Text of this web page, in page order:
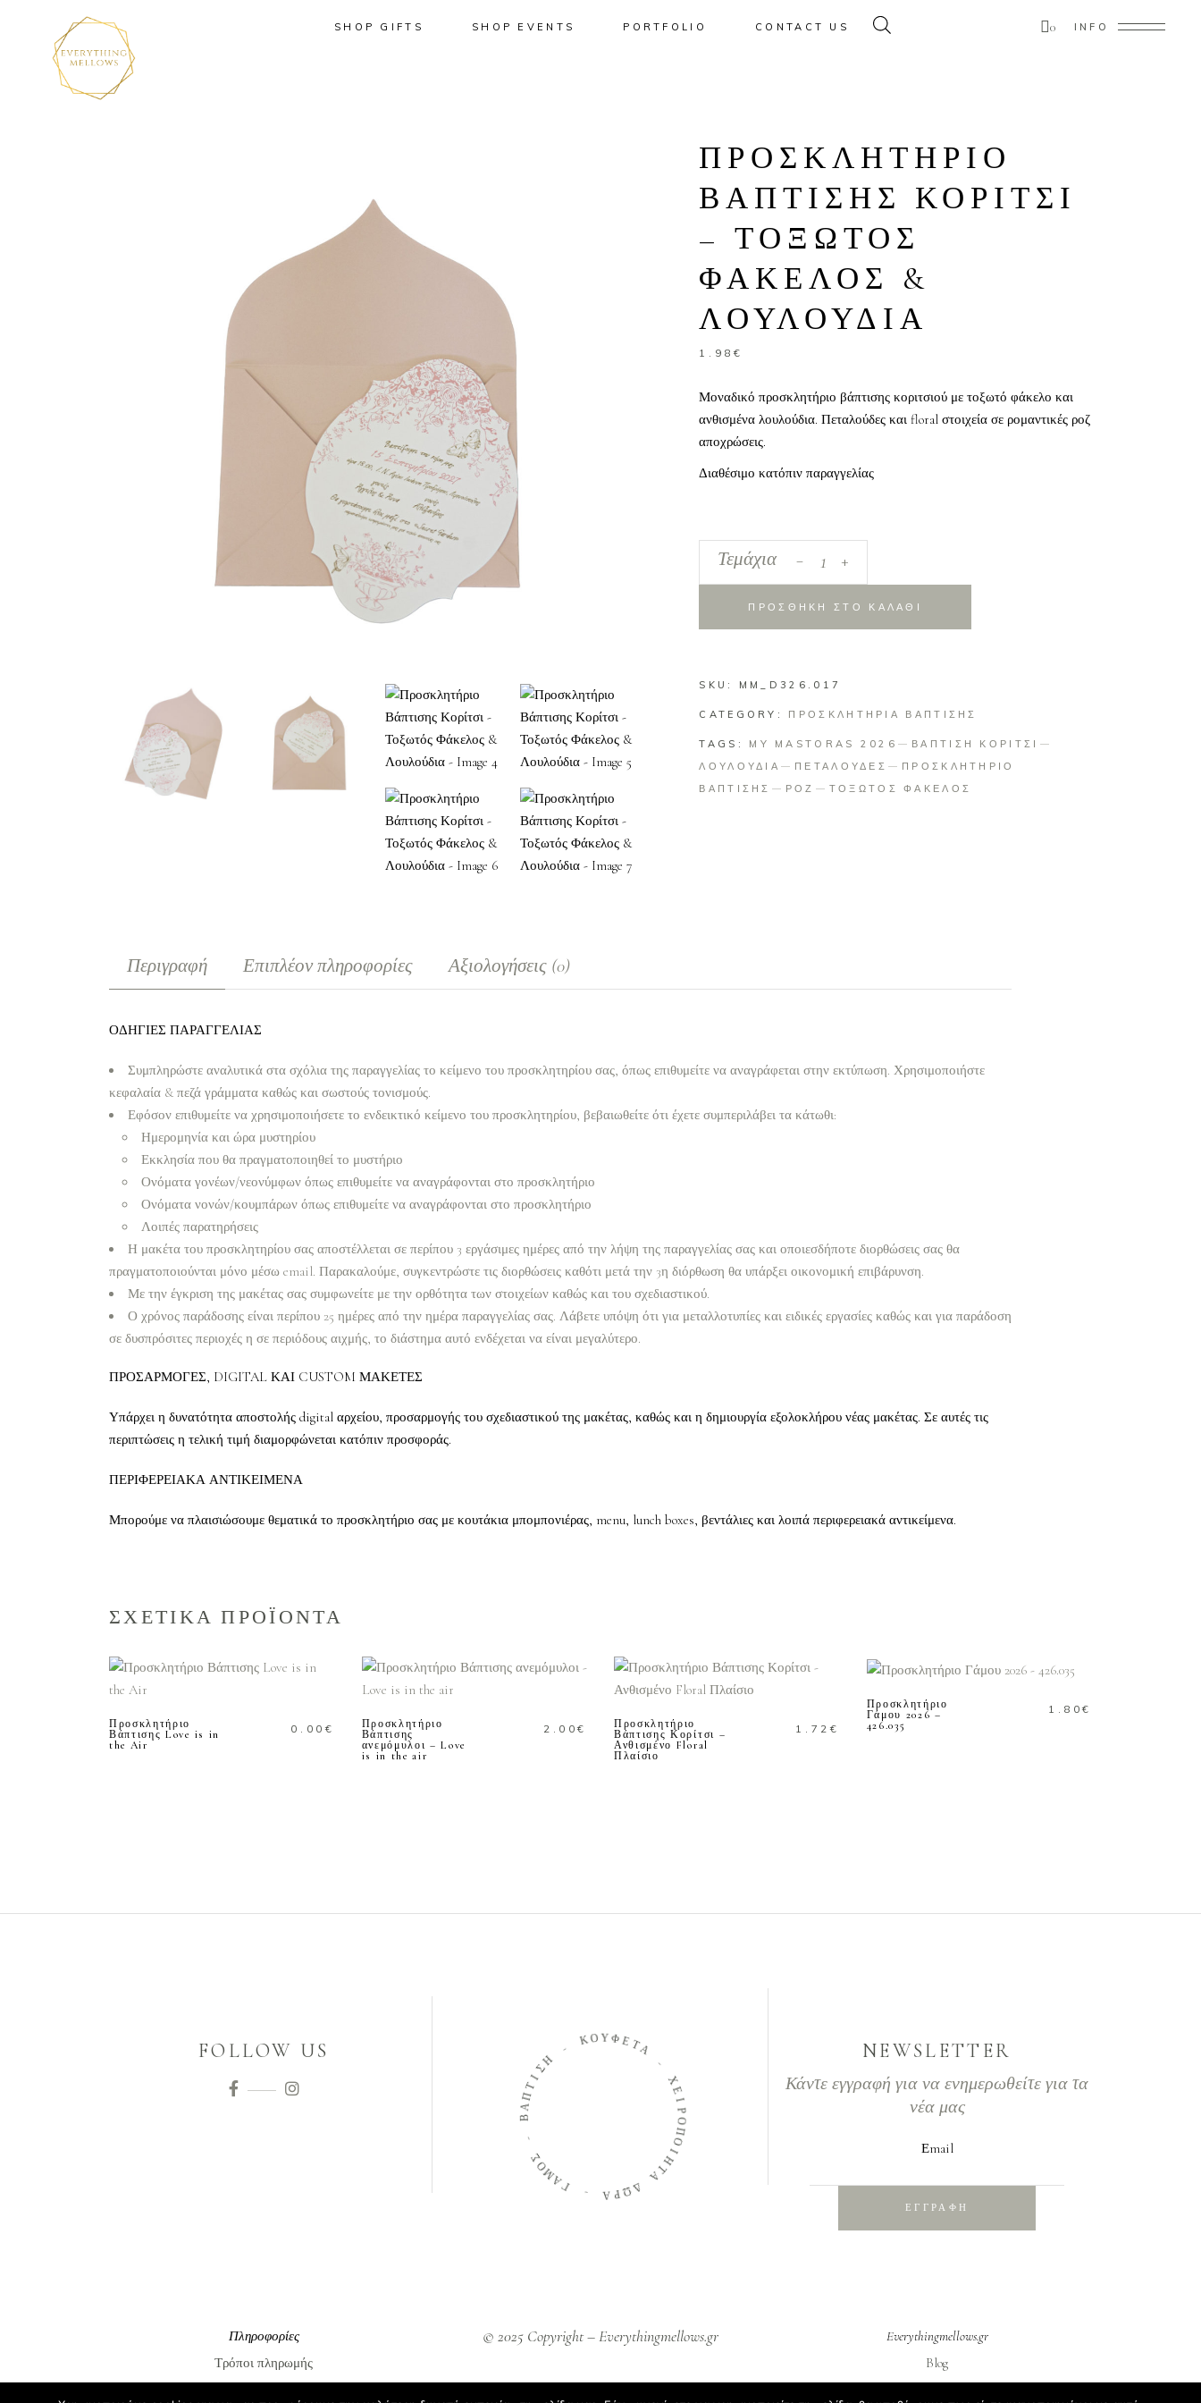
SHOP GIFTS SHOP EVENTS PORTFOLIO CONTACT US 0 INFO
ΠΡΟΣΚΛΗΤΗΡΙΟ
ΒΑΠΤΙΣΗΣ ΚΟΡΙΤΣΙ
– ΤΟΞΩΤΟΣ
ΦΑΚΕΛΟΣ &
ΛΟΥΛΟΥΔΙΑ
1.98 €
Μοναδικό προσκλητήριο βάπτισης κοριτσιού με τοξωτό φάκελο και
ανθισμένα λουλούδια. Πεταλούδες και floral στοιχεία σε ρομαντικές ροζ
αποχρώσεις.
Διαθέσιμο κατόπιν παραγγελίας
Προσκλητήριο
&
Λουλούδια
Τεμάχια +
ΠΡΟΣΘΗΚΗ ΣΤΟ ΚΑΛΑΘΙ
SKU: MM_D326.017
CATEGORY: ΠΡΟΣΚΛΗΤΗΡΙΑ ΒΑΠΤΙΣΗΣ
TAGS: MY MASTORAS 2026
ΒΑΠΤΙΣΗ ΚΟΡΙΤΣΙ
ΛΟΥΛΟΥΔΙΑ
ΠΕΤΑΛΟΥΔΕΣ
ΠΡΟΣΚΛΗΤΗΡΙΟ
ΒΑΠΤΙΣΗΣ
ΡΟΖ ΤΟΞΩΤΟΣ ΦΑΚΕΛΟΣ
Περιγραφή Επιπλέον πληροφορίες Αξιολογήσεις (0)
ΟΔΗΓΙΕΣ ΠΑΡΑΓΓΕΛΙΑΣ
Συμπληρώστε αναλυτικά στα σχόλια της παραγγελίας το κείμενο του προσκλητηρίου σας, όπως επιθυμείτε να αναγράφεται στην εκτύπωση. Χρησιμοποιήστε
κεφαλαία & πεζά γράμματα καθώς και σωστούς τονισμούς.
Εφόσον επιθυμείτε να χρησιμοποιήσετε το ενδεικτικό κείμενο του προσκλητηρίου, βεβαιωθείτε ότι έχετε συμπεριλάβει τα κάτωθι:
Ημερομηνία και ώρα μυστηρίου
Εκκλησία που θα πραγματοποιηθεί το μυστήριο
Ονόματα γονέων/νεονύμφων όπως επιθυμείτε να αναγράφονται στο προσκλητήριο
Ονόματα νονών/κουμπάρων όπως επιθυμείτε να αναγράφονται στο προσκλητήριο
Λοιπές παρατηρήσεις
Η μακέτα του προσκλητηρίου σας αποστέλλεται σε περίπου 3 εργάσιμες ημέρες από την λήψη της παραγγελίας σας και οποιεσδήποτε διορθώσεις σας θα
πραγματοποιούνται μόνο μέσω email. Παρακαλούμε, συγκεντρώστε τις διορθώσεις καθότι μετά την 3η διόρθωση θα υπάρξει οικονομική επιβάρυνση.
Με την έγκριση της μακέτας σας συμφωνείτε με την ορθότητα των στοιχείων καθώς και του σχεδιαστικού.
Ο χρόνος παράδοσης είναι περίπου 25 ημέρες από την ημέρα παραγγελίας σας. Λάβετε υπόψη ότι για μεταλλοτυπίες και ειδικές εργασίες καθώς και για παράδοση
σε δυσπρόσιτες περιοχές η σε περιόδους αιχμής, το διάστημα αυτό ενδέχεται να είναι μεγαλύτερο.
ΠΡΟΣΑΡΜΟΓΕΣ, DIGITAL ΚΑΙ CUSTOM ΜΑΚΕΤΕΣ
Υπάρχει η δυνατότητα αποστολής digital αρχείου, προσαρμογής του σχεδιαστικού της μακέτας, καθώς και η δημιουργία εξολοκλήρου νέας μακέτας. Σε αυτές τις
περιπτώσεις η τελική τιμή διαμορφώνεται κατόπιν προσφοράς.
ΠΕΡΙΦΕΡΕΙΑΚΑ ΑΝΤΙΚΕΙΜΕΝΑ
Μπορούμε να πλαισιώσουμε θεματικά το προσκλητήριο σας με κουτάκια μπομπονιέρας, menu, lunch boxes, βεντάλιες και λοιπά περιφερειακά αντικείμενα.
ΣΧΕΤΙΚΑ ΠΡΟΪΟΝΤΑ
ΠΡΟΣΘΗΚΗ ΣΤΟ
Προσκλητήριο
Βάπτισης Love is in
the Air
0.00 €
ΠΡΟΣΘΗΚΗ ΣΤΟ
Προσκλητήριο
Βάπτισης
ανεμόμυλοι – Love
is in the air
2.00€
ΠΡΟΣΘΗΚΗ ΣΤΟ
Προσκλητήριο
Βάπτισης Κορίτσι –
Ανθισμένο Floral
Πλαίσιο
1.72 €
Προσκλητήριο
Γάμου 2026 –
426.035
1.80€
FOLLOW US
Γ
Α
Μ
Ο
Β
Α
Π
Τ
Ι
Σ Η
- ΚΟΥΦΕΤ Α
-
Χ
Ε
Ι
Ρ
Ο
Π
Ο
Ι
Η
Τ
Α
Δ
Ω
Ρ
NEWSLETTER
Κάντε εγγραφή για να ενημερωθείτε για τα
νέα μας
Εmail
ΕΓΓΡΑΦΗ
Πληροφορίες
Τρόποι πληρωμής
© 2025 Copyright – Everythingmellows.gr
Everythingmellows.gr
Blog